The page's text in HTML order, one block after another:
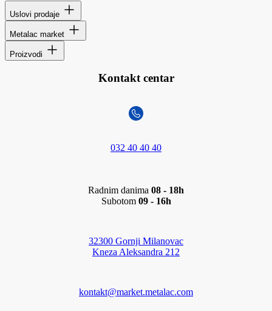
Uslovi prodaje
Metalac market
Proizvodi
Kontakt centar
032 40 40 40
Radnim danima 08 - 18h
Subotom 09 - 16h
32300 Gornji Milanovac
Kneza Aleksandra 212
kontakt@market.metalac.com